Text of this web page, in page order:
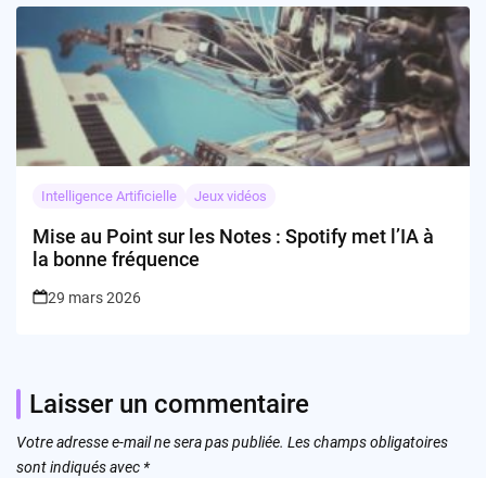
Intelligence Artificielle Jeux vidéos
Mise au Point sur les Notes : Spotify met l’IA à
la bonne fréquence
29 mars 2026
Laisser un commentaire
Votre adresse e-mail ne sera pas publiée. Les champs obligatoires
sont indiqués avec *